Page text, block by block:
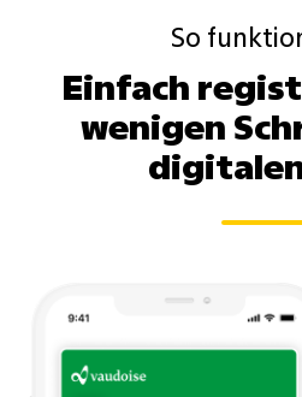
So
Einfach
wenigen